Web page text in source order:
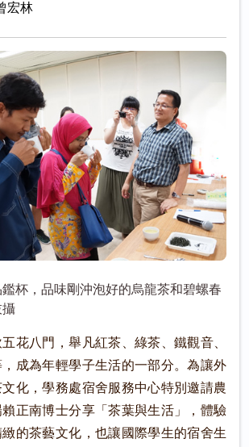
宏林
杯，品味剛沖泡好的烏龍茶和碧螺春
攝
花八門，舉凡紅茶、綠茶、鐵觀音、
成為年輕學子生活的一部分。為讓外
化，學務處宿舍服務中心特別邀請農
正南博士分享「茶葉與生活」，體驗
的茶藝文化，也讓國際學生的宿舍生